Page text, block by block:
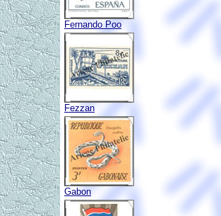
Fernando Poo
Fezzan
Gabon